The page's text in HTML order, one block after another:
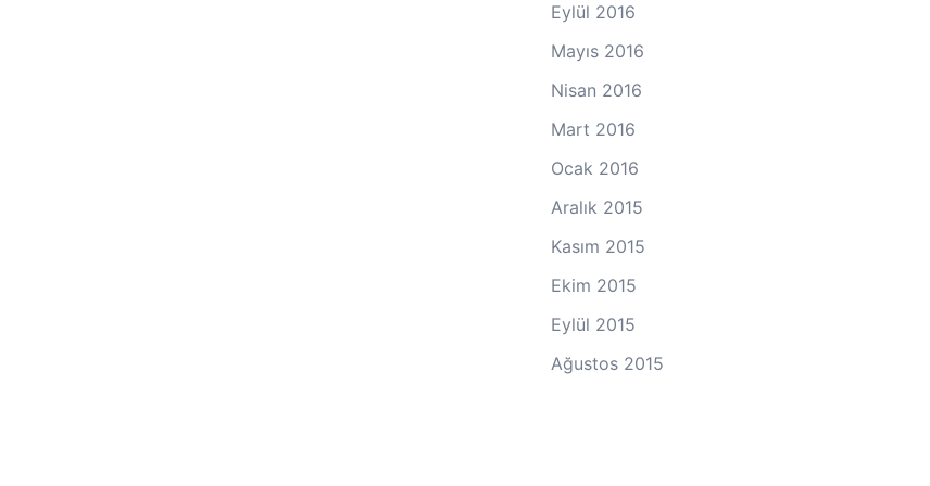
Eylül 2016
Mayıs 2016
Nisan 2016
Mart 2016
Ocak 2016
Aralık 2015
Kasım 2015
Ekim 2015
Eylül 2015
Ağustos 2015